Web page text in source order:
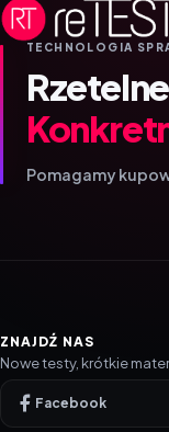
TECHNOLOGIA
Pomagamy
ZNAJDŹ NAS
Nowe testy, krótkie
Facebook